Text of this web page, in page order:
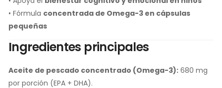
• Fórmula concentrada de Omega-3 en cápsulas
pequeñas
Ingredientes principales
Aceite de pescado concentrado (Omega-3): 680 mg
por porción (EPA + DHA).